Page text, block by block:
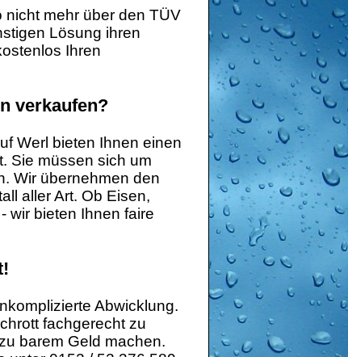
nicht mehr über den TÜV
Lösung ihren
Ihren
verkaufen?
Werl bieten Ihnen einen
Sie müssen sich um
Wir übernehmen den
aller Art. Ob Eisen,
wir bieten Ihnen faire
Abwicklung.
fachgerecht zu
barem Geld machen.